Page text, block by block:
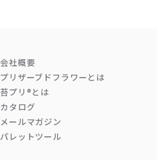
会社概要
プリザーブドフラワーとは
苔プリ®とは
カタログ
メールマガジン
パレットツール